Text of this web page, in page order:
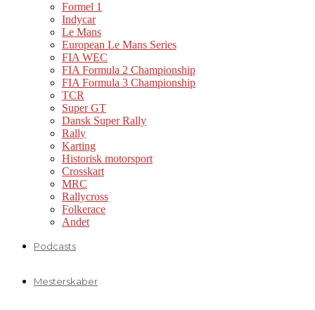
Formel 1
Indycar
Le Mans
European Le Mans Series
FIA WEC
FIA Formula 2 Championship
FIA Formula 3 Championship
TCR
Super GT
Dansk Super Rally
Rally
Karting
Historisk motorsport
Crosskart
MRC
Rallycross
Folkerace
Andet
Podcasts
Mesterskaber